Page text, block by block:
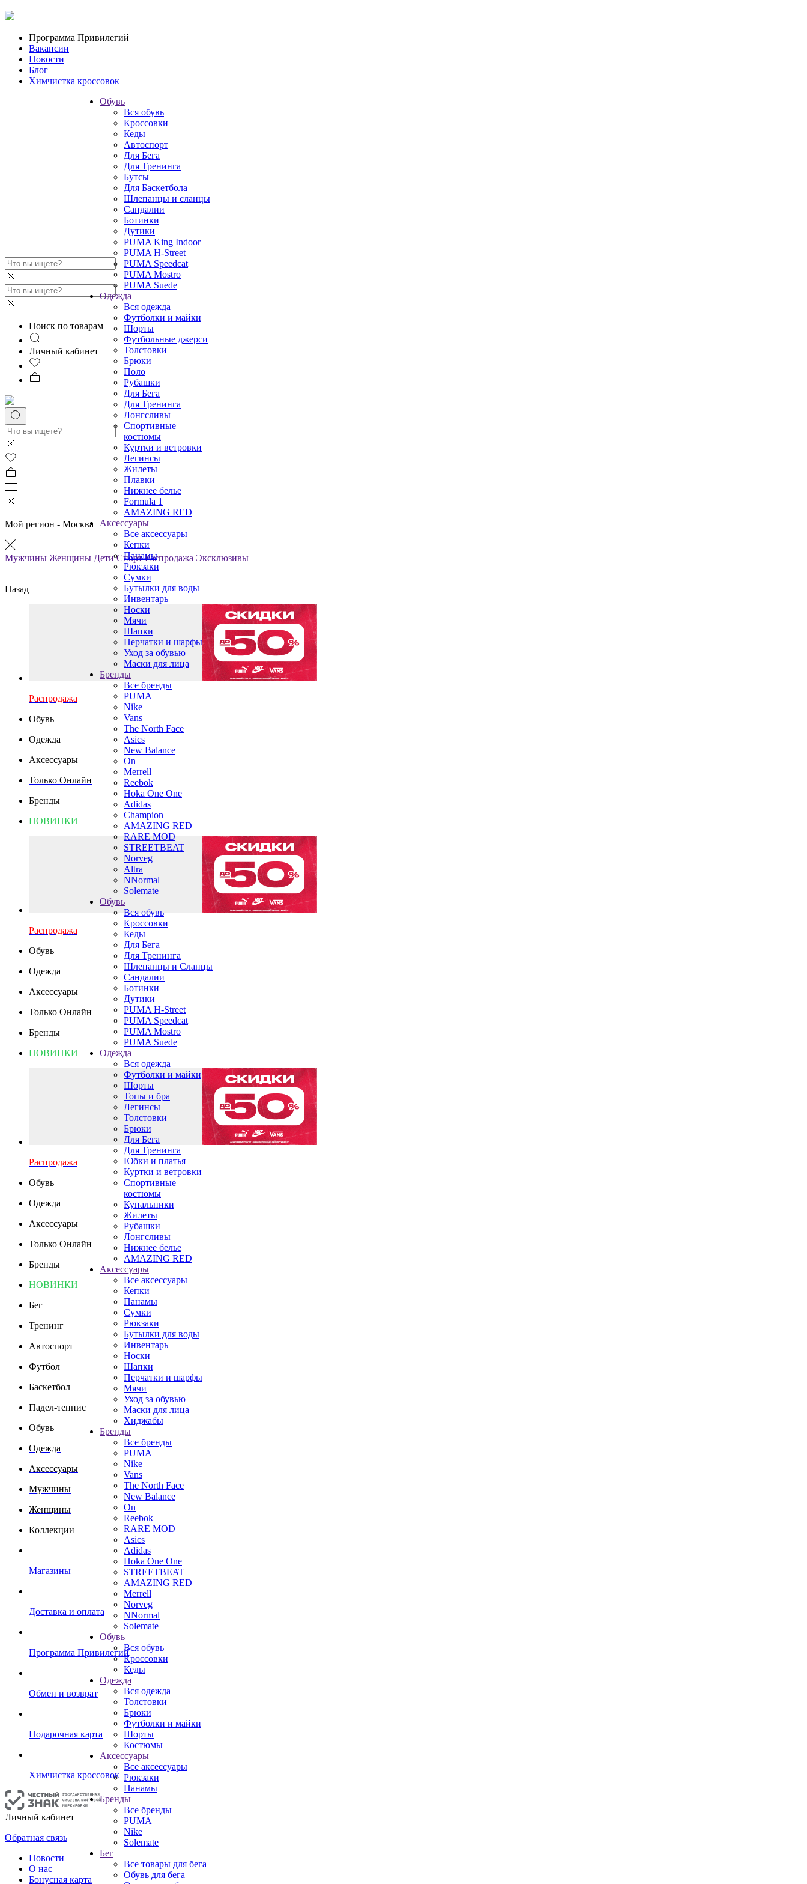
Программа Привилегий
Вакансии
Новости
Блог
Химчистка кроссовок
Обувь
Вся обувь
Кроссовки
Кеды
Автоспорт
Для Бега
Для Тренинга
Бутсы
Для Баскетбола
Шлепанцы и сланцы
Сандалии
Ботинки
Дутики
PUMA King Indoor
PUMA H-Street
PUMA Speedcat
PUMA Mostro
PUMA Suede
Одежда
Вся одежда
Футболки и майки
Шорты
Футбольные джерси
Толстовки
Брюки
Поло
Рубашки
Для Бега
Для Тренинга
Лонгсливы
Спортивные
костюмы
Куртки и ветровки
Легинсы
Жилеты
Плавки
Нижнее белье
Formula 1
AMAZING RED
Аксессуары
Все аксессуары
Кепки
Панамы
Рюкзаки
Сумки
Бутылки для воды
Инвентарь
Носки
Мячи
Шапки
Перчатки и шарфы
Уход за обувью
Маски для лица
Бренды
Все бренды
PUMA
Nike
Vans
The North Face
Asics
New Balance
On
Merrell
Reebok
Hoka One One
Adidas
Champion
AMAZING RED
RARE MOD
STREETBEAT
Norveg
Altra
NNormal
Solemate
Обувь
Вся обувь
Кроссовки
Кеды
Для Бега
Для Тренинга
Шлепанцы и Сланцы
Сандалии
Ботинки
Дутики
PUMA H-Street
PUMA Speedcat
PUMA Mostro
PUMA Suede
Одежда
Вся одежда
Футболки и майки
Шорты
Топы и бра
Легинсы
Толстовки
Брюки
Для Бега
Для Тренинга
Юбки и платья
Куртки и ветровки
Спортивные
костюмы
Купальники
Жилеты
Рубашки
Лонгсливы
Нижнее белье
AMAZING RED
Аксессуары
Все аксессуары
Кепки
Панамы
Сумки
Рюкзаки
Бутылки для воды
Инвентарь
Носки
Шапки
Перчатки и шарфы
Мячи
Уход за обувью
Маски для лица
Хиджабы
Бренды
Все бренды
PUMA
Nike
Vans
The North Face
New Balance
On
Reebok
RARE MOD
Asics
Adidas
Hoka One One
STREETBEAT
AMAZING RED
Merrell
Norveg
NNormal
Solemate
Обувь
Вся обувь
Кроссовки
Кеды
Одежда
Вся одежда
Толстовки
Брюки
Футболки и майки
Шорты
Костюмы
Аксессуары
Все аксессуары
Рюкзаки
Панамы
Бренды
Все бренды
PUMA
Nike
Solemate
Бег
Все товары для бега
Обувь для бега
Поиск по товарам
Личный кабинет
Мой регион - Москва
Мужчины Женщины ДетиСпортРаспродажа Эксклюзивы
Назад
Распродажа
Обувь
Одежда
Аксессуары
Только Онлайн
Бренды
НОВИНКИ
Распродажа
Обувь
Одежда
Аксессуары
Только Онлайн
Бренды
НОВИНКИ
Распродажа
Обувь
Одежда
Аксессуары
Только Онлайн
Бренды
НОВИНКИ
Бег
Тренинг
Автоспорт
Футбол
Баскетбол
Падел-теннис
Обувь
Одежда
Аксессуары
Мужчины
Женщины
Коллекции
Магазины
Доставка и оплата
Программа Привилегий
Обмен и возврат
Подарочная карта
Химчистка кроссовок
Личный кабинет
Обратная связь
Новости
О нас
Бонусная карта